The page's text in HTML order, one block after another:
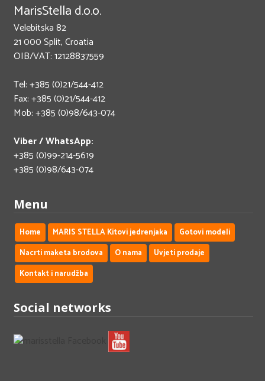
MarisStella d.o.o.
Velebitska 82
21 000 Split, Croatia
OIB/VAT: 12128837559
Tel: +385 (0)21/544-412
Fax: +385 (0)21/544-412
Mob: +385 (0)98/643-074
Viber / WhatsApp:
+385 (0)99-214-5619
+385 (0)98/643-074
Menu
Home MARIS STELLA Kitovi jedrenjaka
Gotovi modeli
Nacrti maketa brodova
O nama
Uvjeti prodaje
Kontakt i narudžba
Social networks